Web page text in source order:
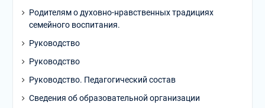
Родителям о духовно-нравственных традициях
семейного воспитания.
Руководство
Руководство
Руководство. Педагогический состав
Сведения об образовательной организации